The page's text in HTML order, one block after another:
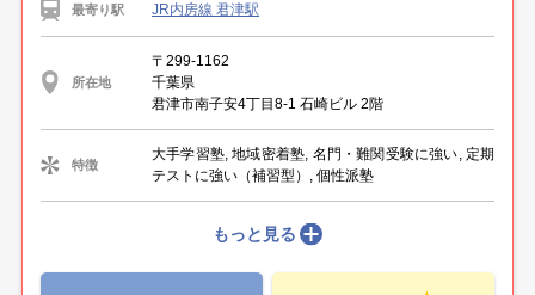
最寄り駅 JR内房線 君津駅
所在地
〒299-1162
千葉県
君津市南子安4丁目8-1 石崎ビル 2階
特徴
大手学習塾, 地域密着塾, 名門・難関受験に強い, 定期
テストに強い（補習型）, 個性派塾
もっと見る